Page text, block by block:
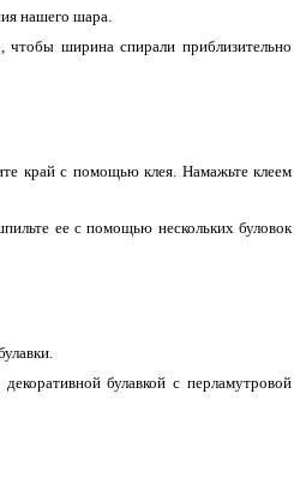
нашего шара.
ширина спирали приблизительно
край с помощью клея. Намажьте клеем
ее с помощью нескольких буловок
булавкой с перламутровой